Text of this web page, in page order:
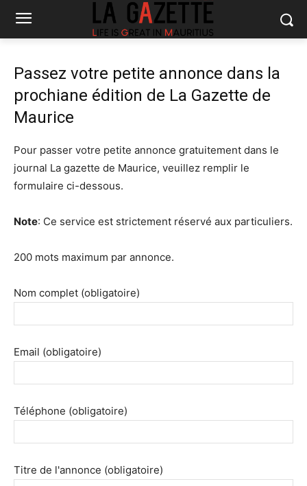
Passez votre petite annonce dans la
prochiane édition de La Gazette de
Maurice
Pour passer votre petite annonce gratuitement dans le
journal La gazette de Maurice, veuillez remplir le
formulaire ci-dessous.
Note: Ce service est strictement réservé aux particuliers.
200 mots maximum par annonce.
Nom complet (obligatoire)
Email (obligatoire)
Téléphone (obligatoire)
Titre de l'annonce (obligatoire)